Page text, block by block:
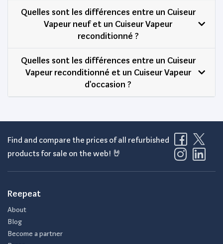
Quelles sont les différences entre un Cuiseur
Vapeur neuf et un Cuiseur Vapeur
reconditionné ?
Quelles sont les différences entre un Cuiseur
Vapeur reconditionné et un Cuiseur Vapeur
d'occasion ?
Find and compare the prices of all refurbished
products for sale on the web! 🤘
Reepeat
About
Blog
Become a partner